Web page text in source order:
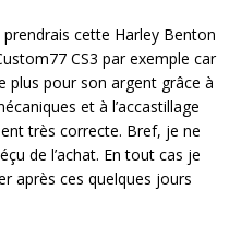
cette Harley Benton
CS3 par exemple car
plus pour son argent grâce à
et à l’accastillage
très correcte. Bref, je ne
de l’achat. En tout cas je
après ces quelques jours